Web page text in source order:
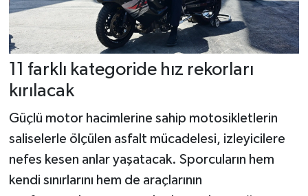
11 farklı kategoride hız rekorları
kırılacak
Güçlü motor hacimlerine sahip motosikletlerin
saliselerle ölçülen asfalt mücadelesi, izleyicilere
nefes kesen anlar yaşatacak. Sporcuların hem
kendi sınırlarını hem de araçlarının